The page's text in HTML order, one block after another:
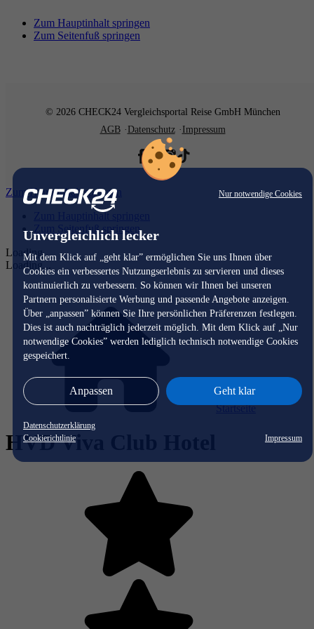
Nur notwendige Cookies
Unvergleichlich lecker
Mit dem Klick auf „geht klar” ermöglichen Sie uns Ihnen über
Cookies ein verbessertes Nutzungserlebnis zu servieren und dieses
kontinuierlich zu verbessern. So können wir Ihnen bei unseren
Partnern personalisierte Werbung und passende Angebote anzeigen.
Über „anpassen” können Sie Ihre persönlichen Präferenzen festlegen.
Dies ist auch nachträglich jederzeit möglich. Mit dem Klick auf „Nur
notwendige Cookies” werden lediglich technisch notwendige Cookies
gespeichert.
Anpassen Geht klar
Datenschutzerklärung
Cookierichtlinie
Impressum
Zum Hauptinhalt springen
Zum Seitenfuß springen
© 2026 CHECK24 Vergleichsportal Reise GmbH München
AGB
Datenschutz Impressum
Zum Hauptinhalt springen
Zum Hauptinhalt springen
Zum Seitenfuß springen
Loading...
Loading...
Startseite
HVD Viva Club Hotel